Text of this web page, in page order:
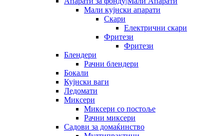
Мали кујнски апарати
Скари
Електрични скари
Фритези
Фритези
Блендери
Рачни блендери
Бокали
Кујнски ваги
Ледомати
Миксери
Миксери со постоље
Рачни миксери
Садови за домаќинство